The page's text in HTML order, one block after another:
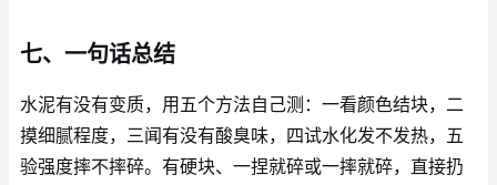
七、一句话总结
水泥有没有变质，用五个方法自己测：一看颜色结块，二
摸细腻程度，三闻有没有酸臭味，四试水化发不发热，五
验强度摔不摔碎。有硬块、一捏就碎或一摔就碎，直接扔